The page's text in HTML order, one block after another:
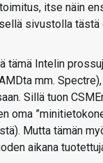
itse näin
sivustolla
tämä Intelin
mm.
Sillä tuon
oma
Mutta tämän
aikana